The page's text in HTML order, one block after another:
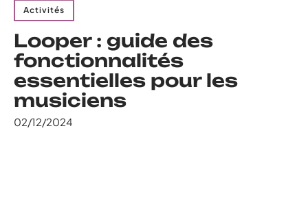
Activités
Looper : guide des
fonctionnalités
essentielles pour les
musiciens
02/12/2024